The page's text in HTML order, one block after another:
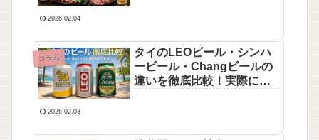
2026.02.04
コラム
タイのLEOビール・シンハ
ービール・Changビールの
違いを徹底比較！実際にタ
2026.02.03